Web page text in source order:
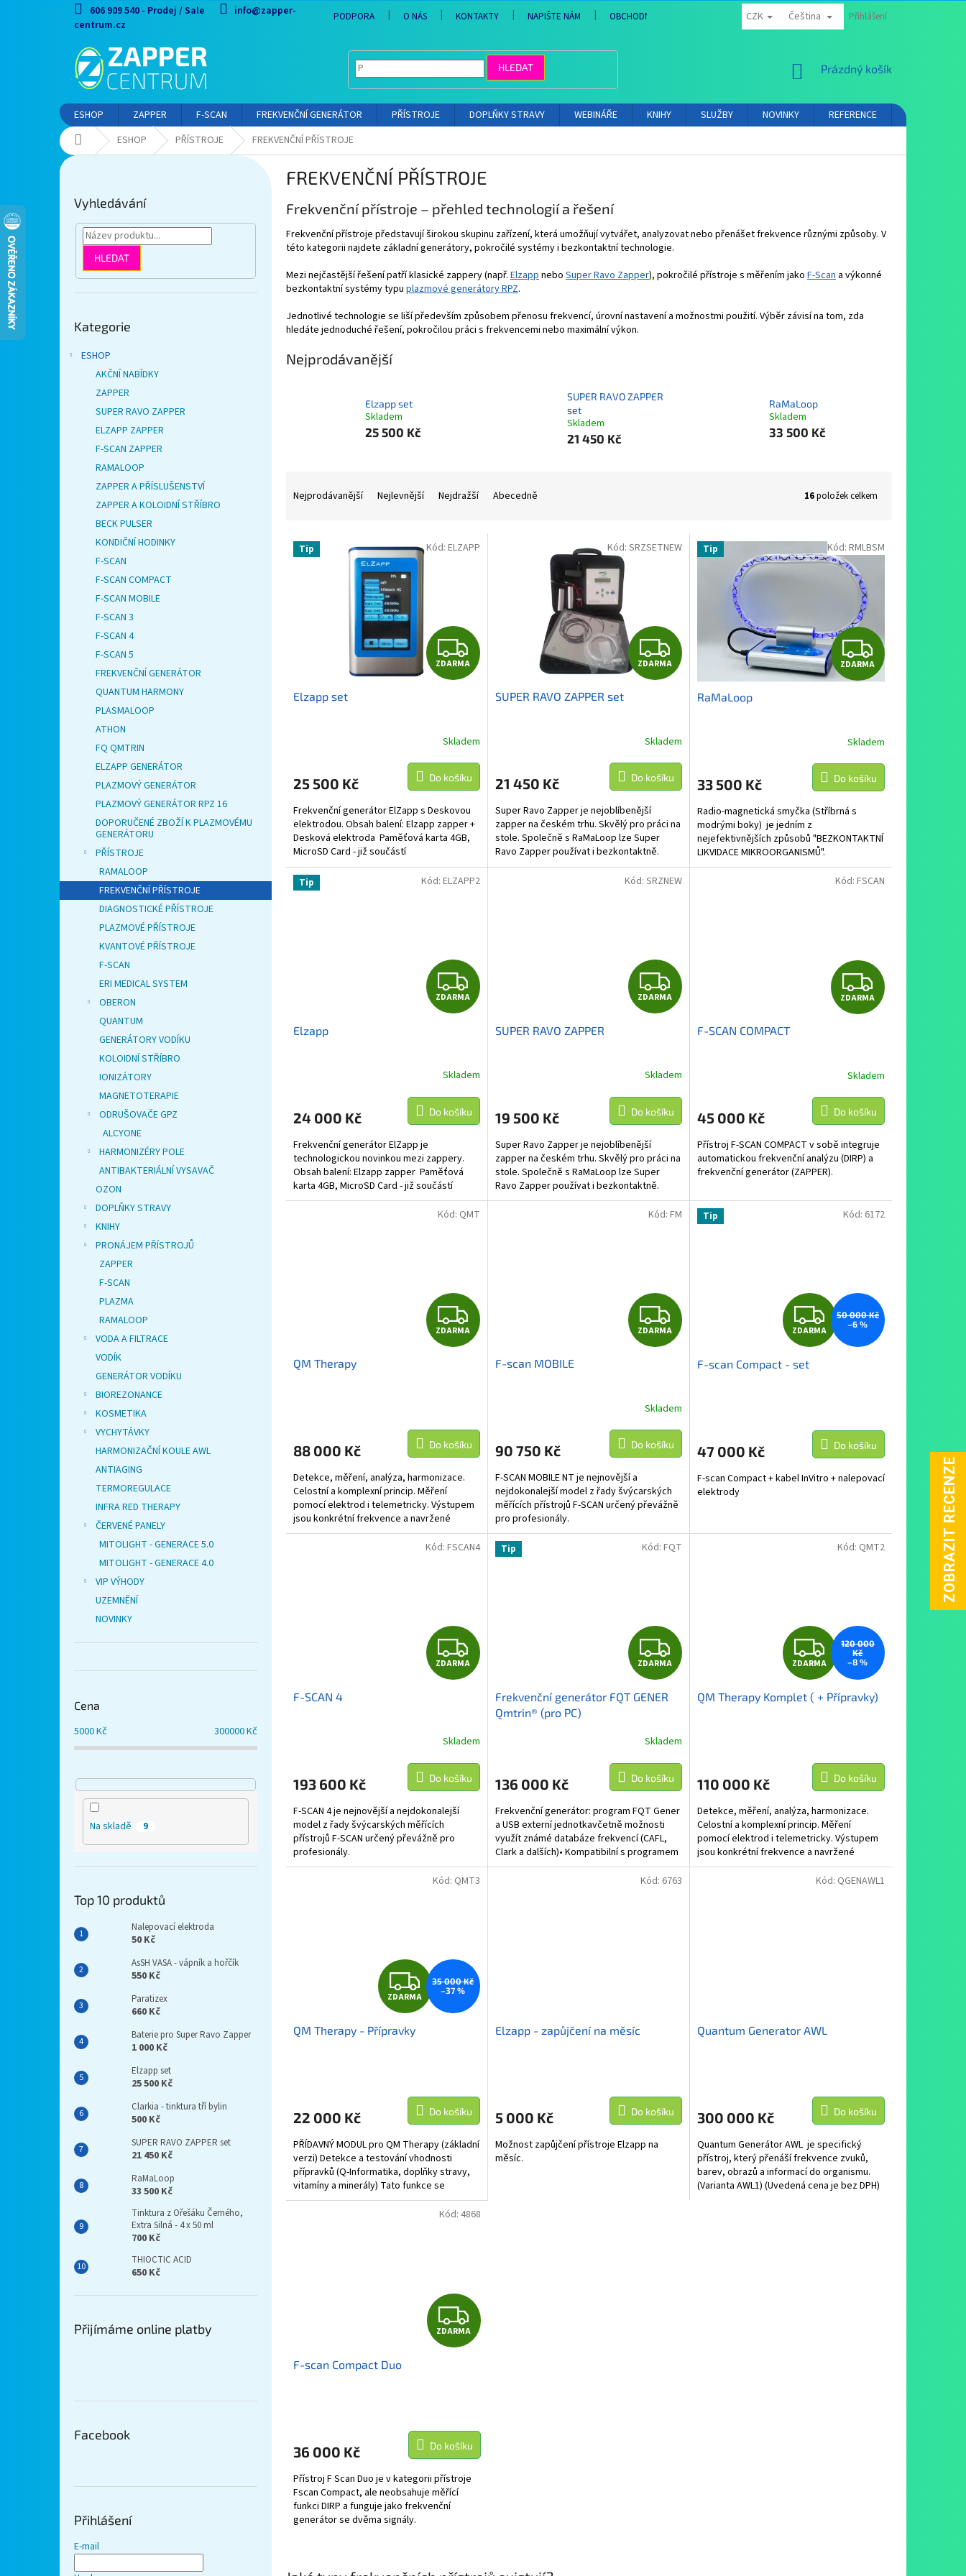
606 909 540 - Prodej / Sale
info@zapper-
centrum.cz
PODPORA O NÁS KONTAKTY NAPIŠTE NÁM OBCHODNÍ PODMÍNKY OCHRANA OSOBNÍCH ÚDAJŮ PROVIZNÍ SYSTÉM
CZK Čeština Přihlášení
HLEDAT
NÁKUPNÍ
Prázdný košík
ESHOP ZAPPER F-SCAN FREKVENČNÍ GENERÁTOR PŘÍSTROJE DOPLŇKY STRAVY WEBINÁŘE KNIHY SLUŽBY NOVINKY REFERENCE
Domů ESHOP PŘÍSTROJE FREKVENČNÍ PŘÍSTROJE
P
Vyhledávání
HLEDAT
kategorie
Kategorie
ESHOP
AKČNÍ NABÍDKY
ZAPPER
SUPER RAVO ZAPPER
ELZAPP ZAPPER
F-SCAN ZAPPER
RAMALOOP
ZAPPER A PŘÍSLUŠENSTVÍ
ZAPPER A KOLOIDNÍ STŘÍBRO
BECK PULSER
KONDIČNÍ HODINKY
F-SCAN
F-SCAN COMPACT
F-SCAN MOBILE
F-SCAN 3
F-SCAN 4
F-SCAN 5
FREKVENČNÍ GENERÁTOR
QUANTUM HARMONY
PLASMALOOP
ATHON
FQ QMTRIN
ELZAPP GENERÁTOR
PLAZMOVÝ GENERÁTOR
PLAZMOVÝ GENERÁTOR RPZ 16
DOPORUČENÉ ZBOŽÍ K PLAZMOVÉMU
GENERÁTORU
PŘÍSTROJE
RAMALOOP
FREKVENČNÍ PŘÍSTROJE
DIAGNOSTICKÉ PŘÍSTROJE
PLAZMOVÉ PŘÍSTROJE
KVANTOVÉ PŘÍSTROJE
F-SCAN
ERI MEDICAL SYSTEM
OBERON
QUANTUM
GENERÁTORY VODÍKU
KOLOIDNÍ STŘÍBRO
IONIZÁTORY
MAGNETOTERAPIE
ODRUŠOVAČE GPZ
ALCYONE
HARMONIZÉRY POLE
ANTIBAKTERIÁLNÍ VYSAVAČ
OZON
DOPLŇKY STRAVY
KNIHY
PRONÁJEM PŘÍSTROJŮ
ZAPPER
F-SCAN
PLAZMA
RAMALOOP
VODA A FILTRACE
VODÍK
GENERÁTOR VODÍKU
BIOREZONANCE
KOSMETIKA
VYCHYTÁVKY
HARMONIZAČNÍ KOULE AWL
ANTIAGING
TERMOREGULACE
INFRA RED THERAPY
ČERVENÉ PANELY
MITOLIGHT - GENERACE 5.0
MITOLIGHT - GENERACE 4.0
VIP VÝHODY
UZEMNĚNÍ
NOVINKY
Cena
5000Kč 300000Kč
Na skladě 9
Top 10 produktů
Nalepovací elektroda
50 Kč
AsSH VASA - vápník a hořčík
550 Kč
Paratizex
660 Kč
Baterie pro Super Ravo Zapper
1 000 Kč
Elzapp set
25 500 Kč
Clarkia - tinktura tří bylin
500 Kč
SUPER RAVO ZAPPER set
21 450 Kč
RaMaLoop
33 500 Kč
Tinktura z Ořešáku Černého,
Extra Silná - 4 x 50 ml
700 Kč
THIOCTIC ACID
650 Kč
Přijímáme online platby
Facebook
Přihlášení
E-mail
FREKVENČNÍ PŘÍSTROJE
Frekvenční přístroje – přehled technologií a řešení
Frekvenční přístroje představují širokou skupinu zařízení, která umožňují vytvářet, analyzovat nebo přenášet frekvence různými způsoby. V
této kategorii najdete základní generátory, pokročilé systémy i bezkontaktní technologie.
Mezi nejčastější řešení patří klasické zappery (např. Elzappnebo Super Ravo Zapper), pokročilé přístroje s měřením jako F-Scan a výkonné
bezkontaktní systémy typu plazmové generátory RPZ.
Jednotlivé technologie se liší především způsobem přenosu frekvencí, úrovní nastavení a možnostmi použití. Výběr závisí na tom, zda
hledáte jednoduché řešení, pokročilou práci s frekvencemi nebo maximální výkon.
Nejprodávanější
Elzapp set
Skladem
25 500 Kč
SUPER RAVO ZAPPER
set
Skladem
21 450 Kč
RaMaLoop
Skladem
33 500 Kč
n
Nejprodávanější Nejlevnější Nejdražší Abecedně 16položek celkem
V Tip
Z
D
R
M
A
ZDARMA
Elzapp set
Skladem
25 500 Kč Do košíku
Frekvenční generátor ElZapp s Deskovou
elektrodou. Obsah balení: Elzapp zapper +
Desková elektroda Paměťová karta 4GB,
MicroSD Card - již součástí
balení.Maximální...
Kód: ELZAPP
Z
D
R
M
A
ZDARMA
SUPER RAVO ZAPPER set
Skladem
21 450 Kč Do košíku
Super Ravo Zapper je nejoblíbenější
zapper na českém trhu. Skvělý pro práci na
stole. Společně s RaMaLoop lze Super
Ravo Zapper používat i bezkontaktně.
UPOZORNĚNÍ pro...
Kód: SRZSETNEW Tip
Z
D
R
M
A
ZDARMA
RaMaLoop
Skladem
33 500 Kč Do košíku
Radio-magnetická smyčka (Stříbrná s
modrými boky) je jedním z
nejefektivnějších způsobů "BEZKONTAKTNÍ
LIKVIDACE MIKROORGANISMŮ".
Kód: RMLBSM
Tip
Z
D
R
M
A
ZDARMA
Elzapp
Skladem
24 000 Kč Do košíku
Frekvenční generátor ElZapp je
technologickou novinkou mezi zappery.
Obsah balení: Elzapp zapper Paměťová
karta 4GB, MicroSD Card - již součástí
balení.Maximální...
Kód: ELZAPP2
Z
D
R
M
A
ZDARMA
SUPER RAVO ZAPPER
je
z
5
hvězdiček.
Skladem
19 500 Kč Do košíku
Super Ravo Zapper je nejoblíbenější
zapper na českém trhu. Skvělý pro práci na
stole. Společně s RaMaLoop lze Super
Ravo Zapper používat i bezkontaktně.
UPOZORNĚNÍ pro...
Kód: SRZNEW
Z
D
R
M
A
ZDARMA
F-SCAN COMPACT
Skladem
45 000 Kč Do košíku
Přístroj F-SCAN COMPACT v sobě integruje
automatickou frekvenční analýzu (DIRP) a
frekvenční generátor (ZAPPER).
Kód: FSCAN
Z
D
M
A
ZDARMA
QM Therapy
88 000 Kč Do košíku
Detekce, měření, analýza, harmonizace.
Celostní a komplexní princip. Měření
pomocí elektrod i telemetricky. Výstupem
jsou konkrétní frekvence a navržené
dávky...
Kód: QMT
Z
D
R
M
A
ZDARMA
F-scan MOBILE
Skladem
90 750 Kč Do košíku
F-SCAN MOBILE NT je nejnovější a
nejdokonalejší model z řady švýcarských
měřících přístrojů F-SCAN určený převážně
pro profesionály.
Kód: FM Tip
Z
D
M
A
ZDARMA
50 000 Kč
–6 %
F-scan Compact - set
47 000 Kč Do košíku
F-scan Compact + kabel InVitro + nalepovací
elektrody
Kód: 6172
Z
D
R
M
A
ZDARMA
F-SCAN 4
je
z
5
hvězdiček.
Skladem
193 600 Kč Do košíku
F-SCAN 4 je nejnovější a nejdokonalejší
model z řady švýcarských měřících
přístrojů F-SCAN určený převážně pro
profesionály.
Kód: FSCAN4 Tip
Z
D
R
M
A
ZDARMA
Frekvenční generátor FQT GENER
Qmtrin® (pro PC)
Skladem
136 000 Kč Do košíku
Frekvenční generátor: program FQT Gener
a USB externí jednotkavčetně možnosti
využít známé databáze frekvencí (CAFL,
Clark a dalších)• Kompatibilní s programem
FQ...
Kód: FQT
Z
D
A
M
A
ZDARMA
120 000
Kč
–8 %
QM Therapy Komplet ( + Přípravky)
110 000 Kč Do košíku
Detekce, měření, analýza, harmonizace.
Celostní a komplexní princip. Měření
pomocí elektrod i telemetricky. Výstupem
jsou konkrétní frekvence a navržené
dávky...
Kód: QMT2
Z
D
M
A
ZDARMA
35 000 Kč
–37 %
QM Therapy - Přípravky
22 000 Kč Do košíku
PŘÍDAVNÝ MODUL pro QM Therapy (základní
verzi) Detekce a testování vhodnosti
přípravků (Q‑Informatika, doplňky stravy,
vitamíny a minerály) Tato funkce se
dokupuje pouze...
Kód: QMT3
Elzapp - zapůjčení na měsíc
5 000 Kč Do košíku
Možnost zapůjčení přístroje Elzapp na
měsíc.
Kód: 6763
Quantum Generator AWL
300 000 Kč Do košíku
Quantum Generátor AWL je specifický
přístroj, který přenáší frekvence zvuků,
barev, obrazů a informací do organismu.
(Varianta AWL1) (Uvedená cena je bez DPH)
Kód: QGENAWL1
Z
D
M
A
ZDARMA
F-scan Compact Duo
36 000 Kč Do košíku
Přístroj F Scan Duo je v kategorii přístroje
Fscan Compact, ale neobsahuje měřící
funkci DIRP a funguje jako frekvenční
generátor se dvěma signály.
Kód: 4868